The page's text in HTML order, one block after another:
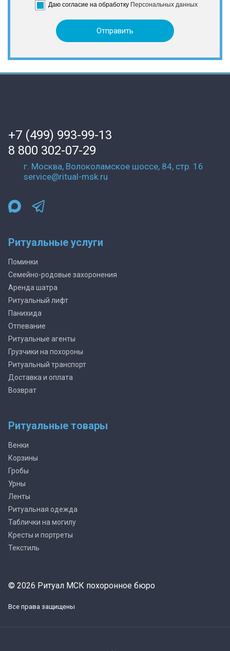
Даю согласие на обработку Персональных данных
+7 (499) 993-99-13
8 800 302-07-29
г. Москва, Волоколамское шоссе, 84, стр. 16
service@ritual-msk.ru
Ритуальные услуги
Поминки
Семейно-родовые захоронения
Аренда шатра
Ритуальный лифт
Панихида
Отпевание
Ритуальные агенты
Грузчики на похороны
Ритуальный транспорт
Доставка и оплата
Возврат
Ритуальные товары
Венки
Корзины
Гробы
Урны
Ленты
Ритуальная одежда
Таблички на могилу
Кресты и портреты
Текстиль
© 2026 Ритуал МСК похоронное бюро
Все права защищены